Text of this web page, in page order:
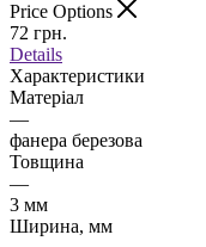
Price Options
72 грн.
Details
Характеристики
Матеріал
—
фанера березова
Товщина
—
3 мм
Ширина, мм